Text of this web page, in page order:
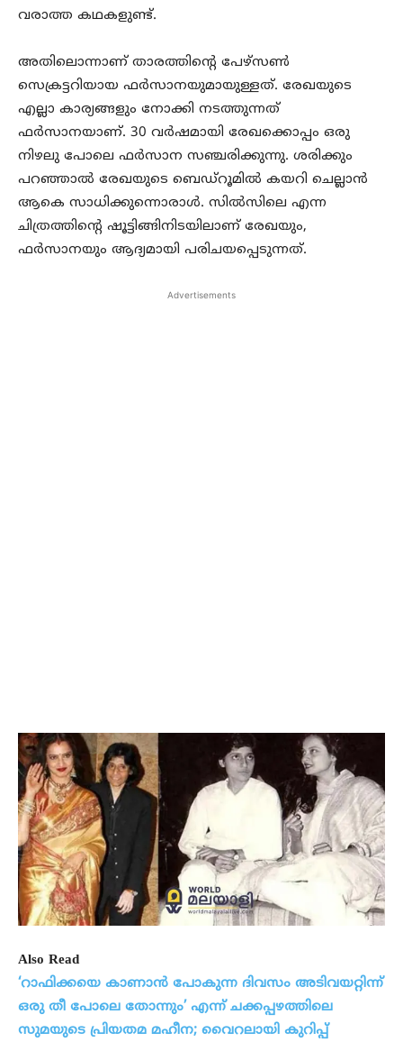
വരാത്ത കഥകളുണ്ട്.
അതിലൊന്നാണ് താരത്തിന്റെ പേഴ്‌സൺ
സെക്രട്ടറിയായ ഫർസാനയുമായുള്ളത്. രേഖയുടെ
എല്ലാ കാര്യങ്ങളും നോക്കി നടത്തുന്നത്
ഫർസാനയാണ്. 30 വർഷമായി രേഖക്കൊപ്പം ഒരു
നിഴലു പോലെ ഫർസാന സഞ്ചരിക്കുന്നു. ശരിക്കും
പറഞ്ഞാൽ രേഖയുടെ ബെഡ്‌റൂമിൽ കയറി ചെല്ലാൻ
ആകെ സാധിക്കുന്നൊരാൾ. സിൽസിലെ എന്ന
ചിത്രത്തിന്റെ ഷൂട്ടിങ്ങിനിടയിലാണ് രേഖയും,
ഫർസാനയും ആദ്യമായി പരിചയപ്പെടുന്നത്.
Advertisements
Also Read
‘റാഫിക്കയെ കാണാൻ പോകുന്ന ദിവസം അടിവയറ്റിന്ന്
ഒരു തീ പോലെ തോന്നും’ എന്ന് ചക്കപ്പഴത്തിലെ
സുമയുടെ പ്രിയതമ മഹീന; വൈറലായി കുറിപ്പ്